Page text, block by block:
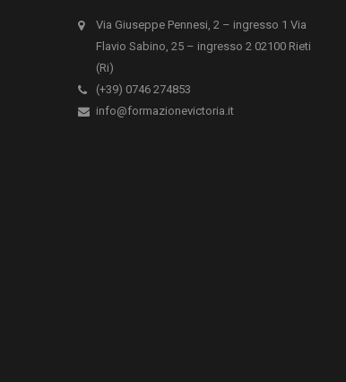
Via Giuseppe Pennesi, 2 – ingresso 1 Via
Flavio Sabino, 25 – ingresso 2 02100 Rieti
(Ri)
(+39) 0746 274853
info@formazionevictoria.it